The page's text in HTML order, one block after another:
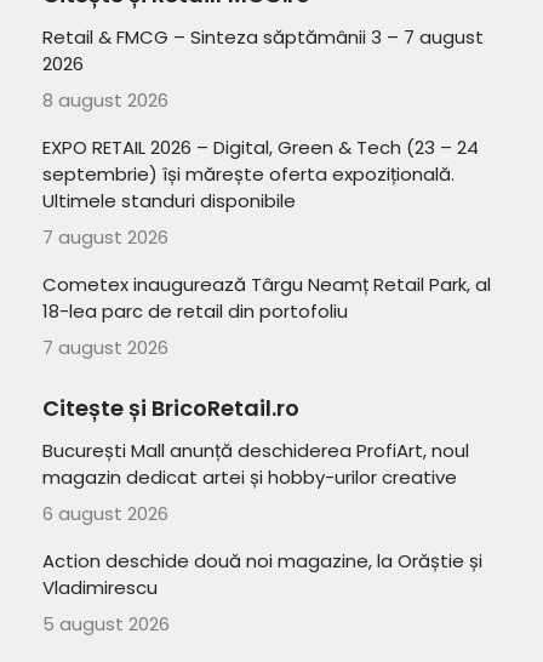
Retail & FMCG – Sinteza săptămânii 3 – 7 august
2026
8 august 2026
EXPO RETAIL 2026 – Digital, Green & Tech (23 – 24
septembrie) își mărește oferta expozițională.
Ultimele standuri disponibile
7 august 2026
Cometex inaugurează Târgu Neamț Retail Park, al
18-lea parc de retail din portofoliu
7 august 2026
Citește și BricoRetail.ro
București Mall anunță deschiderea ProfiArt, noul
magazin dedicat artei și hobby-urilor creative
6 august 2026
Action deschide două noi magazine, la Orăștie și
Vladimirescu
5 august 2026